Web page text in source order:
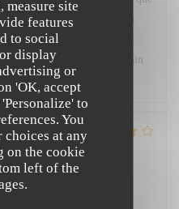
measure site
features
to social
display
or
'OK, accept
to
You
choices at any
on the cookie
left of the
ainsi que la qualité du
belle récompense. Nous
à nouveau pour un prochain
4/5 Value: 4/5